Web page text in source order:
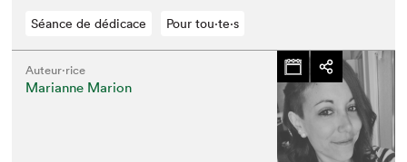
Séance de dédicace Pour tou⋅te⋅s
Auteur·rice
Marianne Marion